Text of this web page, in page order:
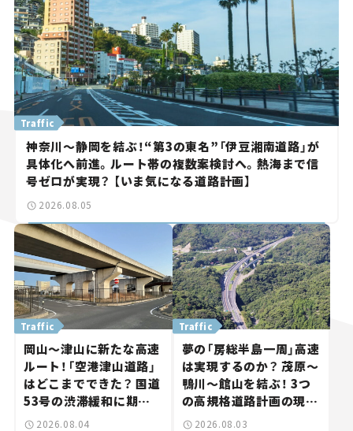
Traffic
神奈川～静岡を結ぶ！“第3の東名”「伊豆湘南道路」が
具体化へ前進。ルート帯の複数案検討へ。熱海まで信
号ゼロが実現？ 【いま気になる道路計画】
2026.08.05
Traffic
岡山～津山に新たな高速
ルート！「空港津山道路」
はどこまでできた？ 国道
53号の渋滞緩和に期待。
岡山市側でも動きが【い
2026.08.04
Traffic
夢の「房総半島一周」高速
は実現するのか？ 茂原～
鴨川～館山を結ぶ！ 3つ
の高規格道路計画の現
状。「館山鴨川道路」で検
2026.08.03